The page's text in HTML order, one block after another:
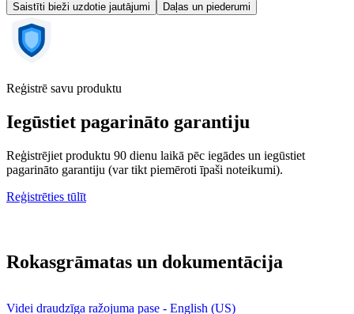
Saistīti bieži uzdotie jautājumi
Daļas un piederumi
Reģistrē savu produktu
Iegūstiet pagarināto garantiju
Reģistrējiet produktu 90 dienu laikā pēc iegādes un iegūstiet
pagarināto garantiju (var tikt piemēroti īpaši noteikumi).
Reģistrēties tūlīt
Rokasgrāmatas un dokumentācija
Videi draudzīga ražojuma pase - English (US)